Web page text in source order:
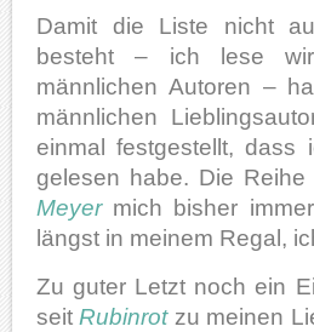
Damit die Liste nicht
besteht – ich lese
männlichen Autoren –
männlichen
einmal festgestellt, dass
gelesen habe. Die
Meyermich bisher
längst in meinem Regal,
Zu guter Letzt noch ein
seit Rubinrotzu meinen